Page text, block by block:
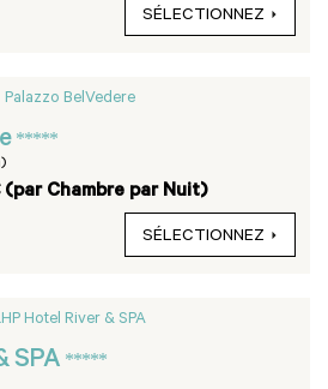
SÉLECTIONNEZ
*****
Chambre par Nuit)
SÉLECTIONNEZ
SPA *****